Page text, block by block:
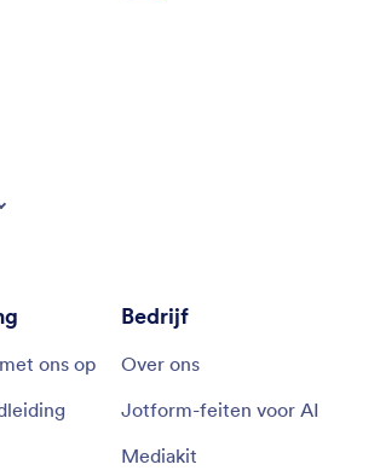
ons op
Bedrijf
Over ons
Jotform-feiten voor AI
Mediakit